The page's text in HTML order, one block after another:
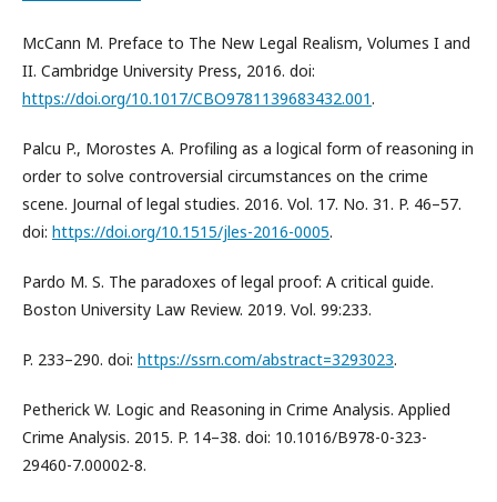
McCann M. Preface to The New Legal Realism, Volumes I and
II. Cambridge University Press, 2016. doi:
https://doi.org/10.1017/CBO9781139683432.001.
Palcu P., Morostes A. Profiling as a logical form of reasoning in
order to solve controversial circumstances on the crime
scene. Journal of legal studies. 2016. Vol. 17. No. 31. P. 46–57.
doi: https://doi.org/10.1515/jles-2016-0005.
Pardo M. S. The paradoxes of legal proof: A critical guide.
Boston University Law Review. 2019. Vol. 99:233.
P. 233–290. doi: https://ssrn.com/abstract=3293023.
Petherick W. Logic and Reasoning in Crime Analysis. Applied
Crime Analysis. 2015. P. 14–38. doi: 10.1016/B978-0-323-
29460-7.00002-8.